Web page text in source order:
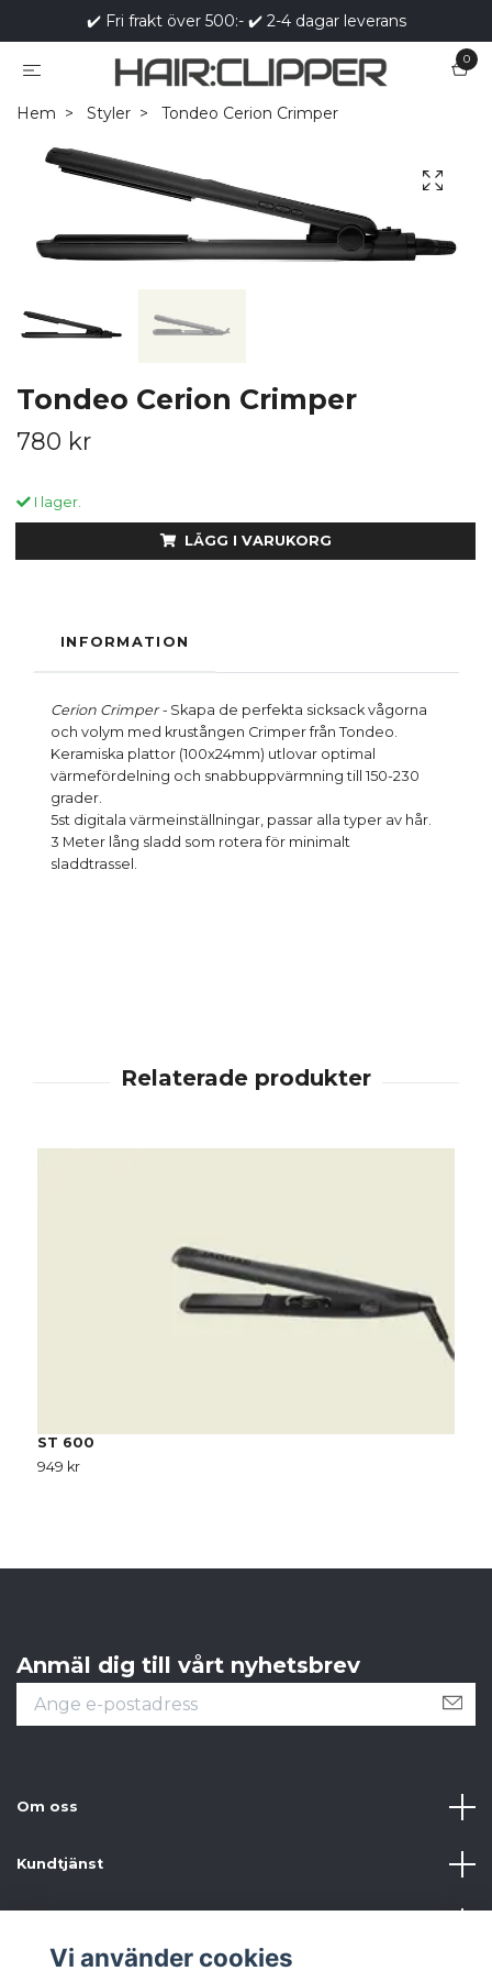
✔️ Fri frakt över 500:- ✔️ 2-4 dagar leverans
0
Hem Styler Tondeo Cerion Crimper
Tondeo Cerion Crimper
780 kr
I lager.
LÄGG I VARUKORG
INFORMATION
Cerion Crimper - Skapa de perfekta sicksack vågorna
och volym med krustången Crimper från Tondeo.
Keramiska plattor (100x24mm) utlovar optimal
värmefördelning och snabbuppvärmning till 150-230
grader.
5st digitala värmeinställningar, passar alla typer av hår.
3 Meter lång sladd som rotera för minimalt
sladdtrassel.
ST 600
949 kr
Anmäl dig till vårt nyhetsbrev
Om oss
Kundtjänst
Vi använder cookies